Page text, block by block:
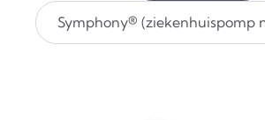
Symphony® (ziekenhuispomp